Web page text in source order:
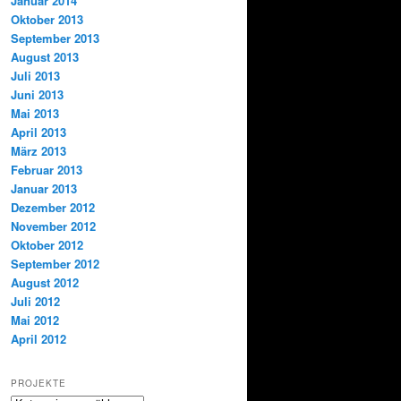
Oktober 2013
September 2013
August 2013
Juli 2013
Juni 2013
Mai 2013
April 2013
März 2013
Februar 2013
Januar 2013
Dezember 2012
November 2012
Oktober 2012
September 2012
August 2012
Juli 2012
Mai 2012
April 2012
PROJEKTE